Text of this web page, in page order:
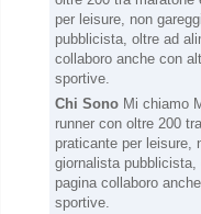
Chi Sono Mi chiamo
runner con oltre 200
praticante per leisure,
giornalista
pagina collaboro
sportive.